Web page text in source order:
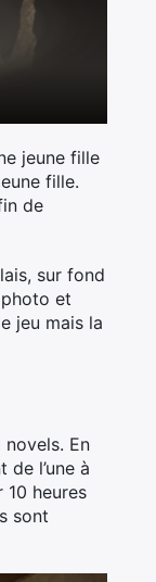
jeune fille
fille.
de
sur fond
et
jeu mais la
En
l’une à
10 heures
sont